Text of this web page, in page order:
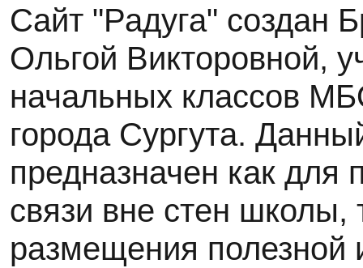
Сайт "Радуга" создан
Ольгой Викторовной,
начальных классов
города Сургута.
предназначен как для
связи вне стен школы,
размещения